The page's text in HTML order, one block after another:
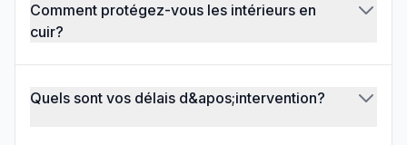
Comment protégez-vous les intérieurs en
cuir?
Quels sont vos délais d&apos;intervention?